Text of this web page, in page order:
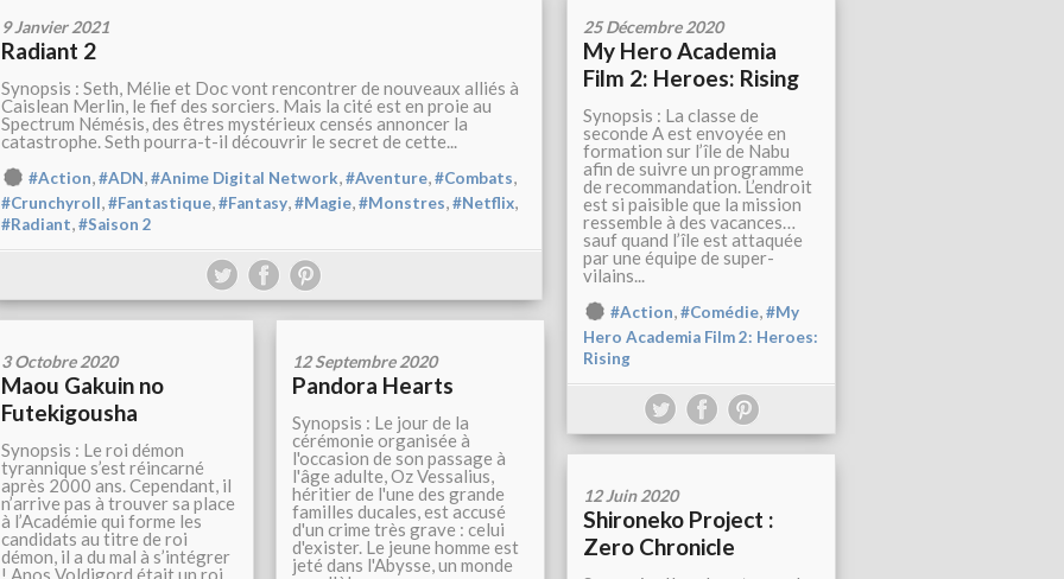
9 Janvier 2021
Radiant 2
Synopsis : Seth, Mélie et Doc vont rencontrer de nouveaux alliés à
Caislean Merlin, le fief des sorciers. Mais la cité est en proie au
Spectrum Némésis, des êtres mystérieux censés annoncer la
catastrophe. Seth pourra-t-il découvrir le secret de cette...
#Action,#ADN,#Anime Digital Network,#Aventure,#Combats,
#Crunchyroll,#Fantastique,#Fantasy,#Magie,#Monstres,#Netflix,
#Radiant,#Saison 2
25 Décembre 2020
My Hero Academia
Film 2: Heroes: Rising
Synopsis : La classe de
seconde A est envoyée en
formation sur l’île de Nabu
afin de suivre un programme
de recommandation. L’endroit
est si paisible que la mission
ressemble à des vacances…
sauf quand l’île est attaquée
par une équipe de super-
vilains...
#Action,#Comédie,#My
Hero Academia Film 2: Heroes:
Rising
3 Octobre 2020
Maou Gakuin no
Futekigousha
Synopsis : Le roi démon
tyrannique s’est réincarné
après 2000 ans. Cependant, il
n’arrive pas à trouver sa place
à l’Académie qui forme les
candidats au titre de roi
démon, il a du mal à s’intégrer
! Anos Voldigord était un roi
12 Septembre 2020
Pandora Hearts
Synopsis : Le jour de la
cérémonie organisée à
l'occasion de son passage à
l'âge adulte, Oz Vessalius,
héritier de l'une des grande
familles ducales, est accusé
d'un crime très grave : celui
d'exister. Le jeune homme est
jeté dans l'Abysse, un monde
12 Juin 2020
Shironeko Project :
Zero Chronicle